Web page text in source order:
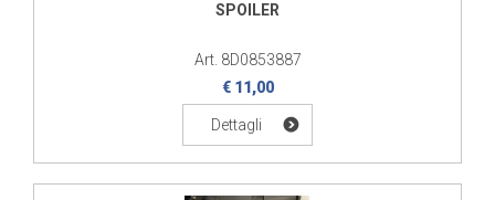
SPOILER
Art. 8D0853887
€ 11,00
Dettagli